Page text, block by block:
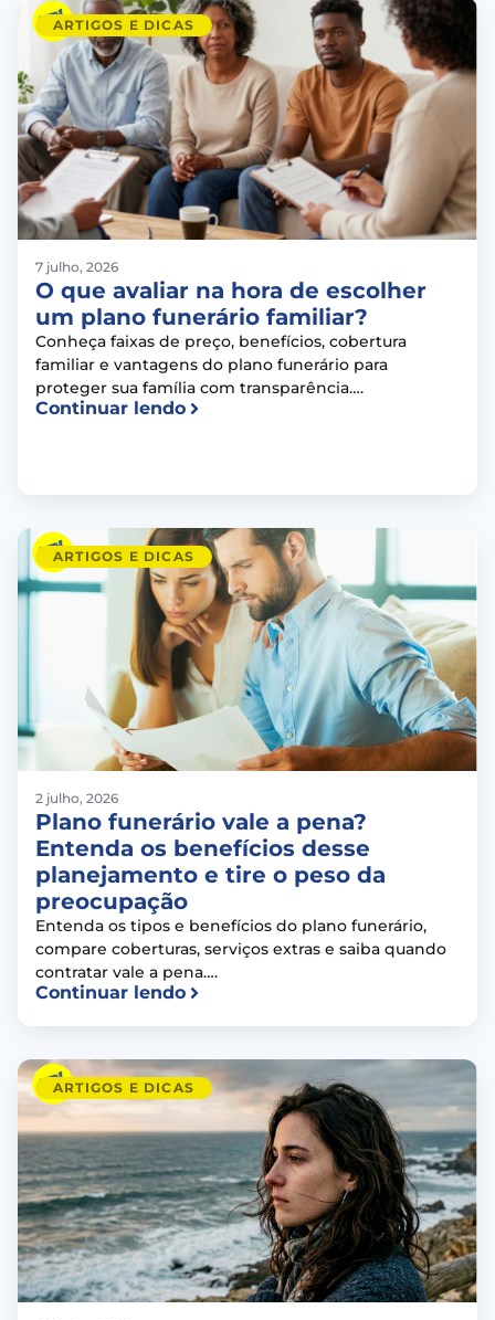
ARTIGOS E DICAS
7 julho, 2026
O que avaliar na hora de escolher
um plano funerário familiar?
Conheça faixas de preço, benefícios, cobertura
familiar e vantagens do plano funerário para
proteger sua família com transparência….
Continuar lendo
ARTIGOS E DICAS
2 julho, 2026
Plano funerário vale a pena?
Entenda os benefícios desse
planejamento e tire o peso da
preocupação
Entenda os tipos e benefícios do plano funerário,
compare coberturas, serviços extras e saiba quando
contratar vale a pena….
Continuar lendo
ARTIGOS E DICAS